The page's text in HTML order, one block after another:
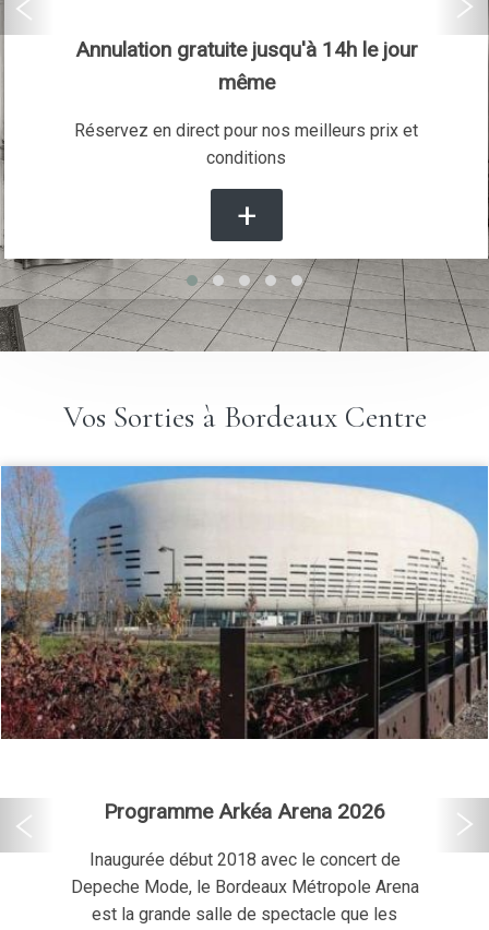
Annulation gratuite jusqu'à 14h le jour
même
Réservez en direct pour nos meilleurs prix et
conditions
+
Vos Sorties à Bordeaux Centre
Programme Arkéa Arena 2026
Inaugurée début 2018 avec le concert de
Depeche Mode, le Bordeaux Métropole Arena
est la grande salle de spectacle que les